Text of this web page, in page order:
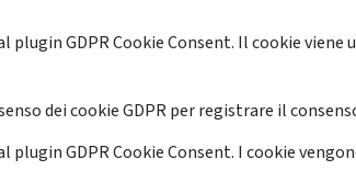
plugin GDPR Cookie Consent. Il cookie
dei cookie GDPR per registrare il
plugin GDPR Cookie Consent. I cookie